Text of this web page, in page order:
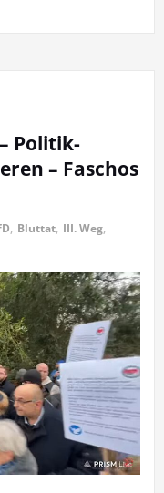
Politik-
– Faschos
, Bluttat, III. Weg,